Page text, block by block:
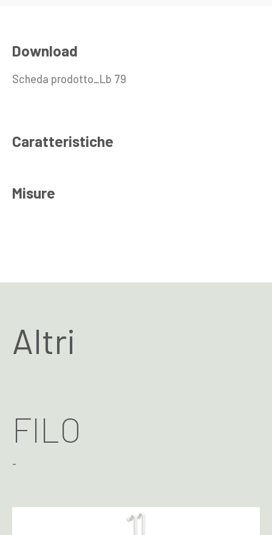
Download
Scheda prodotto_Lb 79
Caratteristiche
Misure
Altri
FILO
-